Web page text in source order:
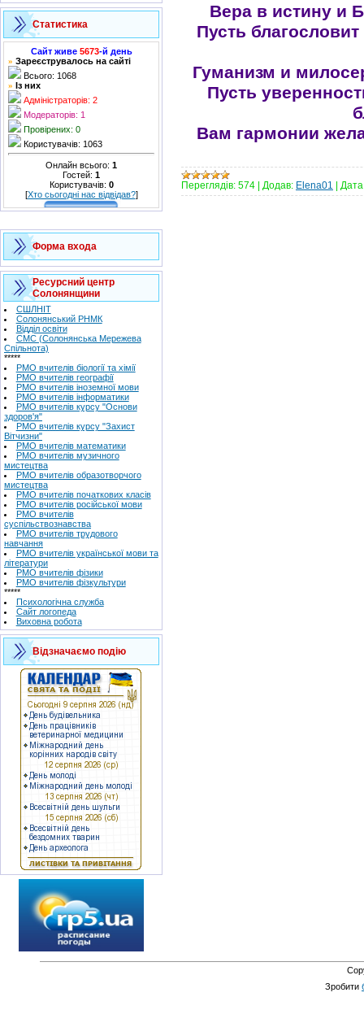
Статистика
Сайт живе 5673-й день
» Зареєструвалось на сайті
Всього: 1068
» Із них
Адміністраторів: 2
Модераторів: 1
Провірених: 0
Користувачів: 1063
Онлайн всього: 1
Гостей: 1
Користувачів: 0
[Хто сьогодні нас відвідав?]
Форма входа
Ресурсний центр
Солонянщини
СШЛНІТ
Солонянський РНМК
Відділ освіти
СМС (Солонянська Мережева
Спільнота)
*****
РМО вчителів біології та хімії
РМО вчителів географії
РМО вчителів іноземної мови
РМО вчителів інформатики
РМО вчителів курсу "Основи
здоров'я"
РМО вчителів курсу "Захист
Вітчизни"
РМО вчителів математики
РМО вчителів музичного
мистецтва
РМО вчителів образотворчого
мистецтва
РМО вчителів початкових класів
РМО вчителів російської мови
РМО вчителів
суспільствознавства
РМО вчителів трудового
навчання
РМО вчителів української мови та
літератури
РМО вчителів фізики
РМО вчителів фізкультури
*****
Психологічна служба
Сайт логопеда
Виховна робота
Відзначаємо подію
Вера в истину и
Пусть
Гуманизм и
Пусть
Вам гармонии
Переглядів: 574 | Додав: Elena01 |
Зробити